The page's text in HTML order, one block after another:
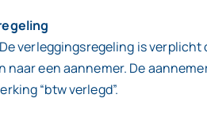
verleggingsregeling is
naar een aannemer. De
“btw verlegd”.